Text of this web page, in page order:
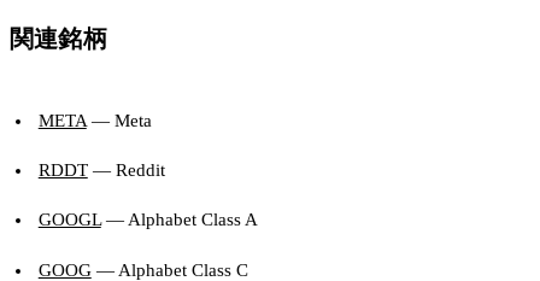
関連銘柄
META— Meta
RDDT— Reddit
GOOGL— Alphabet Class A
GOOG— Alphabet Class C